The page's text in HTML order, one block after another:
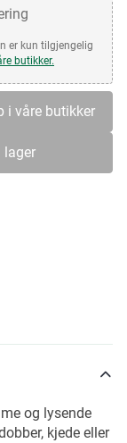
er kun tilgjengelig
butikker.
i våre butikker
lager
og lysende
kjede eller